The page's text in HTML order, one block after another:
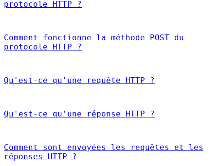
protocole HTTP ?
Comment fonctionne la méthode POST du
protocole HTTP ?
Qu'est-ce qu'une requête HTTP ?
Qu'est-ce qu'une réponse HTTP ?
Comment sont envoyées les requêtes et les
réponses HTTP ?